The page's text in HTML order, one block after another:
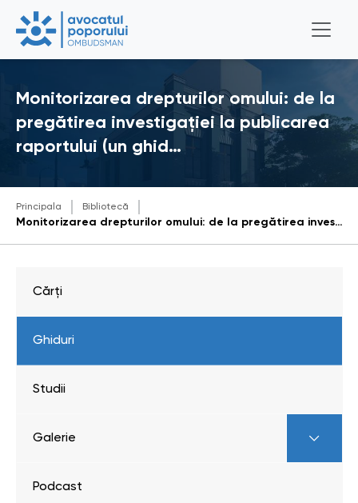
Monitorizarea drepturilor omului: de la
pregătirea investigației la publicarea
raportului (un ghid…
Principala Bibliotecă
Monitorizarea drepturilor omului: de la pregătirea investigației la publicarea raportului (un ghid succint dedicat instituțiilor pentru drepturile omului)
Cărți
Ghiduri
Studii
Galerie
Podcast